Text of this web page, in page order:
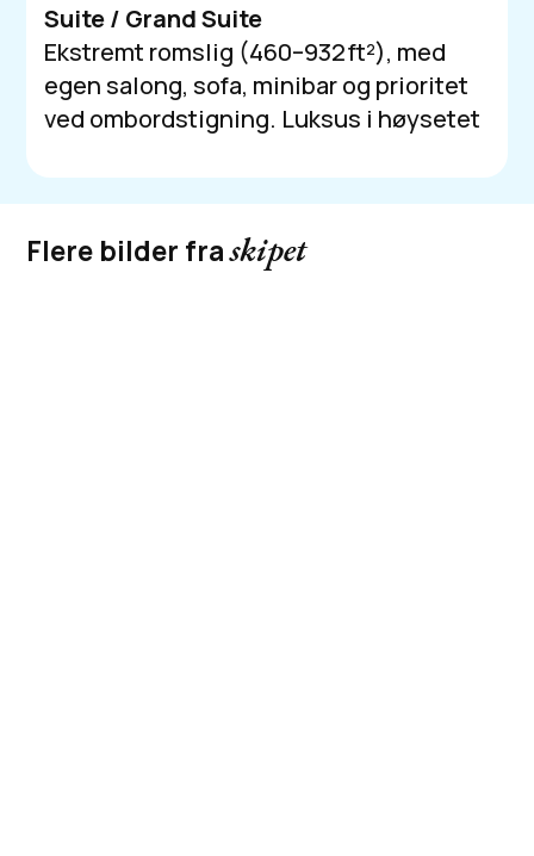
Suite / Grand Suite
Ekstremt romslig (460–932 ft²), med
egen salong, sofa, minibar og prioritet
ved ombordstigning. Luksus i høysetet
Flere bilder fraskipet